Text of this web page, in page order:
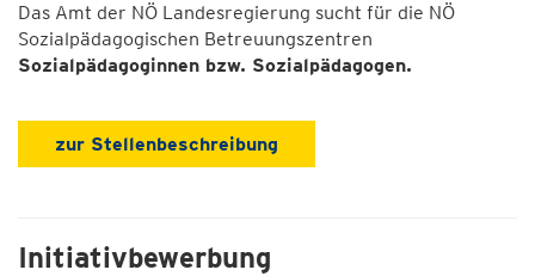
Das Amt der NÖ Landesregierung sucht für die NÖ
Sozialpädagogischen Betreuungszentren
Sozialpädagoginnen bzw. Sozialpädagogen.
zur Stellenbeschreibung
Initiativbewerbung